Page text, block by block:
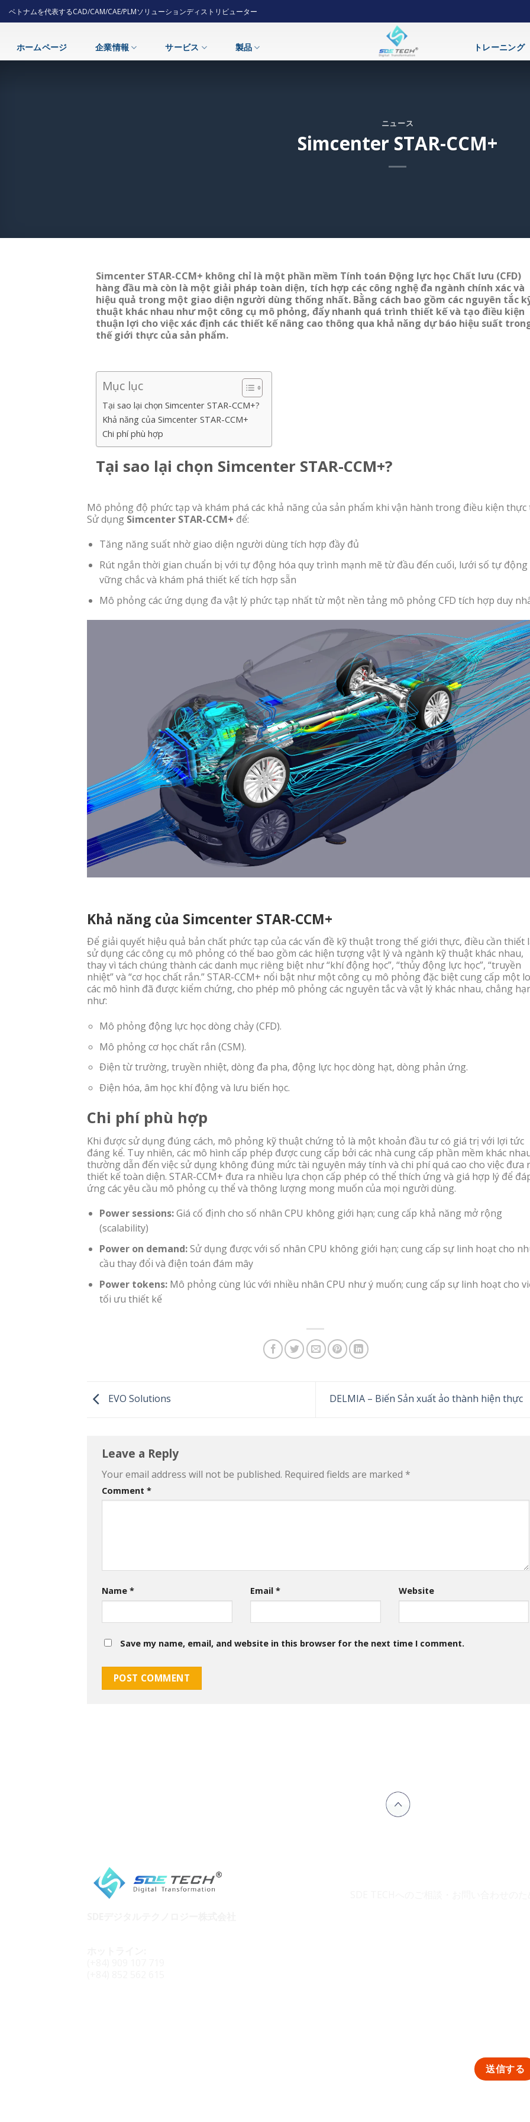
Skip
to
ベトナムを代表するCAD/CAM/CAE/PLMソリューションディストリビューター
ホームページ 企業情報 サービス 製品 トレーニング
ニュース
Simcenter STAR-CCM+
Simcenter STAR-CCM+ không chỉ là một phần mềm Tính toán Động lực học Chất lưu (CFD)
hàng đầu mà còn là một giải pháp toàn diện, tích hợp các công nghệ đa ngành chính xác và
hiệu quả trong một giao diện người dùng thống nhất. Bằng cách bao gồm các nguyên tắc
thuật khác nhau như một công cụ mô phỏng, đẩy nhanh quá trình thiết kế và tạo điều kiện
thuận lợi cho việc xác định các thiết kế nâng cao thông qua khả năng dự báo hiệu suất
thế giới thực của sản phẩm.
Mục lục
Tại sao lại chọn Simcenter STAR-CCM+?
Khả năng của Simcenter STAR-CCM+
Chi phí phù hợp
Tại sao lại chọn Simcenter STAR-CCM+?
Mô phỏng độ phức tạp và khám phá các khả năng của sản phẩm khi vận hành trong điều kiện thực
Sử dụng Simcenter STAR-CCM+ để:
Tăng năng suất nhờ giao diện người dùng tích hợp đầy đủ
Rút ngắn thời gian chuẩn bị với tự động hóa quy trình mạnh mẽ từ đầu đến cuối, lưới số tự động
vững chắc và khám phá thiết kế tích hợp sẵn
Mô phỏng các ứng dụng đa vật lý phức tạp nhất từ một nền tảng mô phỏng CFD tích hợp duy
Khả năng của Simcenter STAR-CCM+
Để giải quyết hiệu quả bản chất phức tạp của các vấn đề kỹ thuật trong thế giới thực, điều cần thiết
sử dụng các công cụ mô phỏng có thể bao gồm các hiện tượng vật lý và ngành kỹ thuật khác nhau,
thay vì tách chúng thành các danh mục riêng biệt như “khí động học”, “thủy động lực học”, “truyền
nhiệt” và “cơ học chất rắn.” STAR-CCM+ nổi bật như một công cụ mô phỏng đặc biệt cung cấp một
các mô hình đã được kiểm chứng, cho phép mô phỏng các nguyên tắc và vật lý khác nhau, chẳng
như:
Mô phỏng động lực học dòng chảy (CFD).
Mô phỏng cơ học chất rắn (CSM).
Điện từ trường, truyền nhiệt, dòng đa pha, động lực học dòng hạt, dòng phản ứng.
Điện hóa, âm học khí động và lưu biến học.
Chi phí phù hợp
Khi được sử dụng đúng cách, mô phỏng kỹ thuật chứng tỏ là một khoản đầu tư có giá trị với lợi tức
đáng kể. Tuy nhiên, các mô hình cấp phép được cung cấp bởi các nhà cung cấp phần mềm khác
thường dẫn đến việc sử dụng không đúng mức tài nguyên máy tính và chi phí quá cao cho việc đưa
thiết kế toàn diện. STAR-CCM+ đưa ra nhiều lựa chọn cấp phép có thể thích ứng và giá hợp lý để
ứng các yêu cầu mô phỏng cụ thể và thông lượng mong muốn của mọi người dùng.
Power sessions:Giá cố định cho số nhân CPU không giới hạn; cung cấp khả năng mở rộng
(scalability)
Power on demand:Sử dụng được với số nhân CPU không giới hạn; cung cấp sự linh hoạt cho
cầu thay đổi và điện toán đám mây
Power tokens:Mô phỏng cùng lúc với nhiều nhân CPU như ý muốn; cung cấp sự linh hoạt cho
tối ưu thiết kế
EVO Solutions DELMIA – Biến Sản xuất ảo thành hiện thực
Leave a Reply
Your email address will not be published. Required fields are marked *
Comment *
Name * Email * Website
Save my name, email, and website in this browser for the next time I comment.